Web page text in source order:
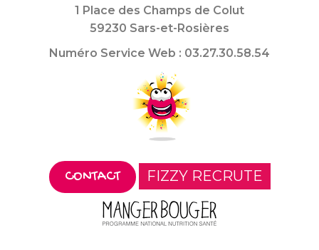
1 Place des Champs de Colut
59230 Sars-et-Rosières
Numéro Service Web : 03.27.30.58.54
CONTACT FIZZY RECRUTE